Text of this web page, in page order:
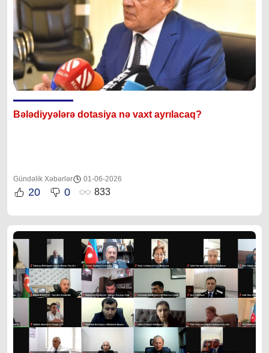
Bələdiyyələrə dotasiya nə vaxt ayrılacaq?
Gündəlik Xəbərlər 01-06-2026
20 0 833